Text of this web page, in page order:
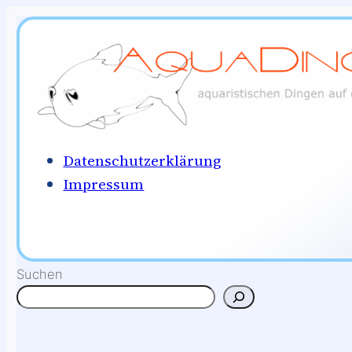
Zum
springen
Datenschutzerklärung
Impressum
Suchen